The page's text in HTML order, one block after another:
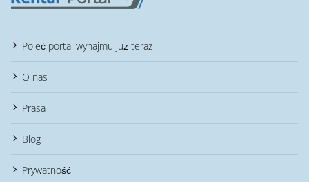
Poleć portal wynajmu już teraz
O nas
Prasa
Blog
Prywatność